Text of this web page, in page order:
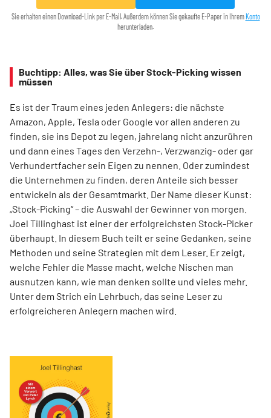
Sie erhalten einen Download-Link per E-Mail. Außerdem können Sie gekaufte E-Paper in Ihrem Konto
herunterladen.
Buchtipp: Alles, was Sie über Stock-Picking wissen
müssen
Es ist der Traum eines jeden Anlegers: die nächste
Amazon, Apple, Tesla oder Google vor allen anderen zu
finden, sie ins Depot zu legen, jahrelang nicht anzurühren
und dann eines Tages den Verzehn-, Verzwanzig- oder gar
Verhundertfacher sein Eigen zu nennen. Oder zumindest
die Unternehmen zu finden, deren Anteile sich besser
entwickeln als der Gesamtmarkt. Der Name dieser Kunst:
„Stock-Picking“ – die Auswahl der Gewinner von morgen.
Joel Tillinghast ist einer der erfolgreichsten Stock-Picker
überhaupt. In diesem Buch teilt er seine Gedanken, seine
Methoden und seine Strategien mit dem Leser. Er zeigt,
welche Fehler die Masse macht, welche Nischen man
ausnutzen kann, wie man denken sollte und vieles mehr.
Unter dem Strich ein Lehrbuch, das seine Leser zu
erfolgreicheren Anlegern machen wird.